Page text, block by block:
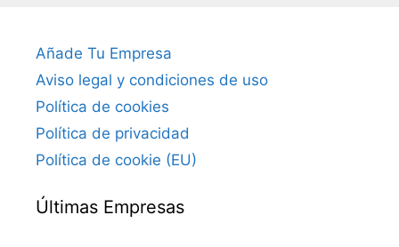
Añade Tu Empresa
Aviso legal y condiciones de uso
Política de cookies
Política de privacidad
Política de cookie (EU)
Últimas Empresas